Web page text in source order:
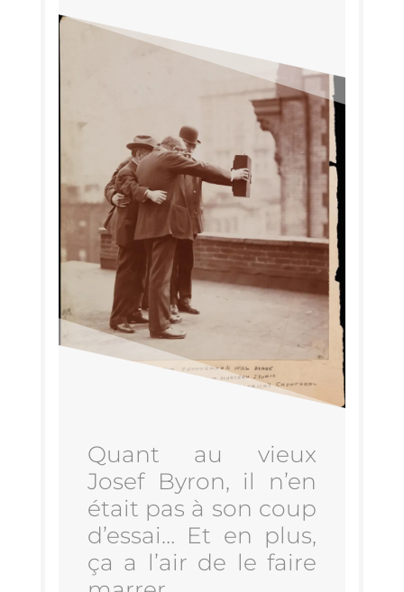
Quant au vieux
Josef Byron, il n’en
était pas à son coup
d’es­sai… Et en plus,
ça a l’air de le faire